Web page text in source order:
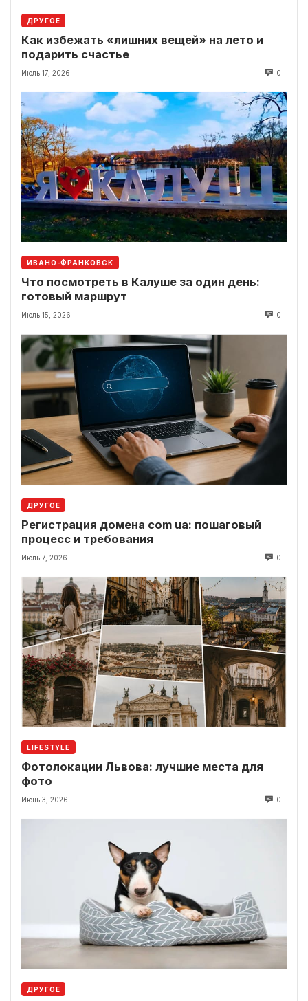
ДРУГОЕ
Как избежать «лишних вещей» на лето и
подарить счастье
Июль 17, 2026 0
ИВАНО-ФРАНКОВСК
Что посмотреть в Калуше за один день:
готовый маршрут
Июль 15, 2026 0
ДРУГОЕ
Регистрация домена com ua: пошаговый
процесс и требования
Июль 7, 2026 0
LIFESTYLE
Фотолокации Львова: лучшие места для
фото
Июнь 3, 2026 0
ДРУГОЕ